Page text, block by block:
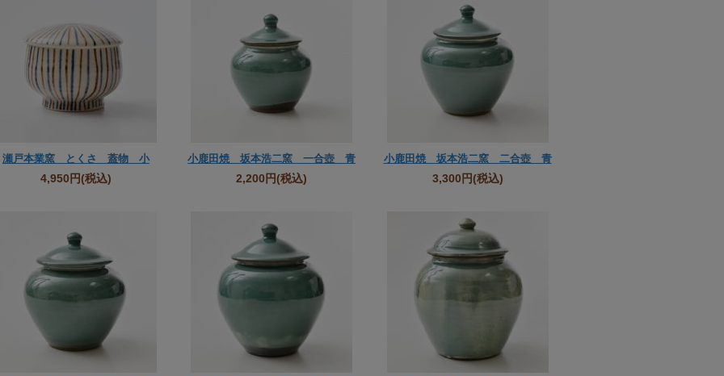
瀬戸本業窯 とくさ 蓋物 小
4,950円(税込)
小鹿田焼 坂本浩二窯 一合壺 青
2,200円(税込)
小鹿田焼 坂本浩二窯 二合壺 青
3,300円(税込)